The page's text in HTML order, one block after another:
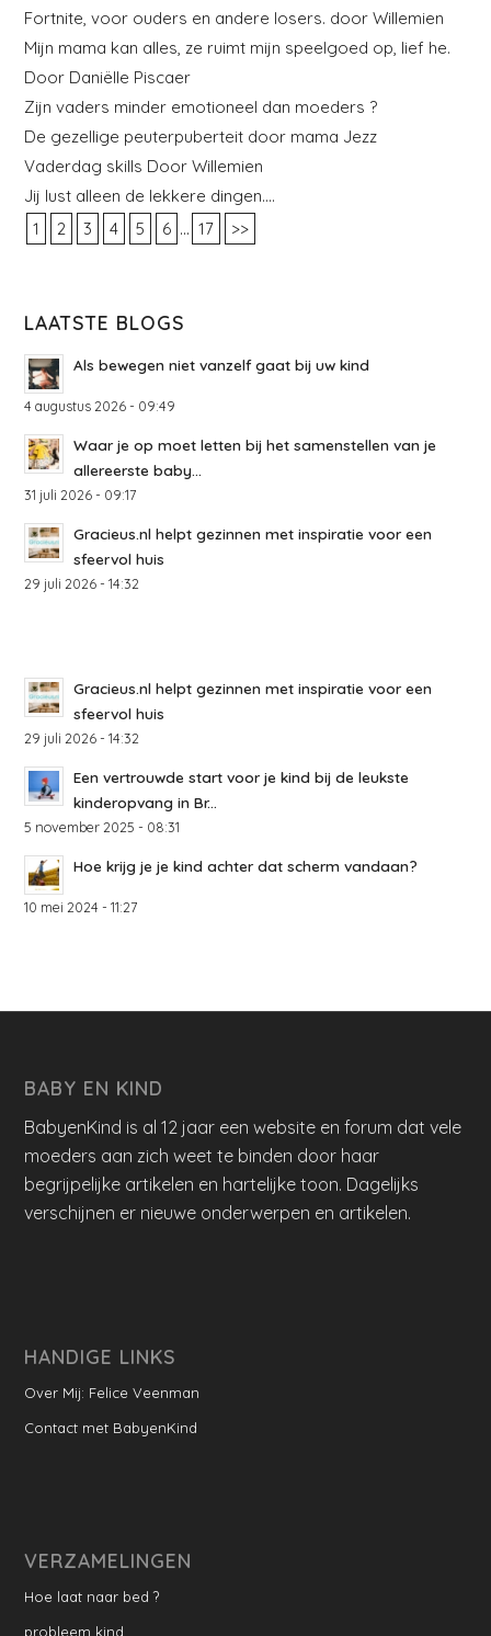
Fortnite, voor ouders en andere losers. door Willemien
Mijn mama kan alles, ze ruimt mijn speelgoed op, lief he.
Door Daniëlle Piscaer
Zijn vaders minder emotioneel dan moeders ?
De gezellige peuterpuberteit door mama Jezz
Vaderdag skills Door Willemien
Jij lust alleen de lekkere dingen….
1
2 3 4 5 6 ... 17 >>
LAATSTE BLOGS
Als bewegen niet vanzelf gaat bij uw kind
4 augustus 2026 - 09:49
Waar je op moet letten bij het samenstellen van je
allereerste baby...
31 juli 2026 - 09:17
Gracieus.nl helpt gezinnen met inspiratie voor een
sfeervol huis
29 juli 2026 - 14:32
Gracieus.nl helpt gezinnen met inspiratie voor een
sfeervol huis
29 juli 2026 - 14:32
Een vertrouwde start voor je kind bij de leukste
kinderopvang in Br...
5 november 2025 - 08:31
Hoe krijg je je kind achter dat scherm vandaan?
10 mei 2024 - 11:27
BABY EN KIND
BabyenKind is al 12 jaar een website en forum dat vele
moeders aan zich weet te binden door haar
begrijpelijke artikelen en hartelijke toon. Dagelijks
verschijnen er nieuwe onderwerpen en artikelen.
HANDIGE LINKS
Over Mij: Felice Veenman
Contact met BabyenKind
VERZAMELINGEN
Hoe laat naar bed ?
probleem kind